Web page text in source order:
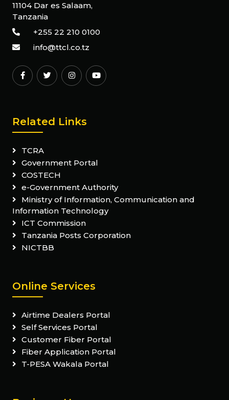
11104 Dar es Salaam,
Tanzania
+255 22 210 0100
info@ttcl.co.tz
Related Links
TCRA
Government Portal
COSTECH
e-Government Authority
Ministry of Information, Communication and
Information Technology
ICT Commission
Tanzania Posts Corporation
NICTBB
Online Services
Airtime Dealers Portal
Self Services Portal
Customer Fiber Portal
Fiber Application Portal
T-PESA Wakala Portal